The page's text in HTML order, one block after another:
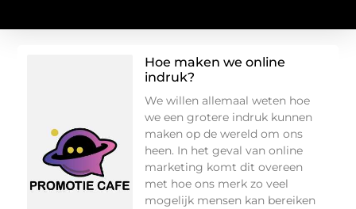
Hoe maken we online
indruk?
We willen allemaal weten hoe
we een grotere indruk kunnen
maken op de wereld om ons
heen. In het geval van online
marketing komt dit overeen
met hoe ons merk zo veel
mogelijk mensen kan bereiken